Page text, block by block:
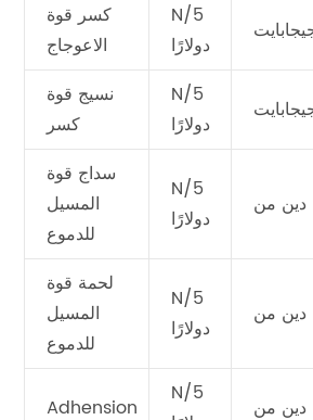
كسر قوة
الاعوجاج
N/5
دولارًا
نسيج قوة
كسر
N/5
دولارًا
سداج قوة
المسيل
للدموع
N/5
دولارًا
دين من
لحمة قوة
المسيل
للدموع
N/5
دولارًا
دين من
Adhension
N/5
دين من